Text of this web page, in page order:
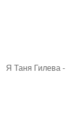
Я Таня Гилева -